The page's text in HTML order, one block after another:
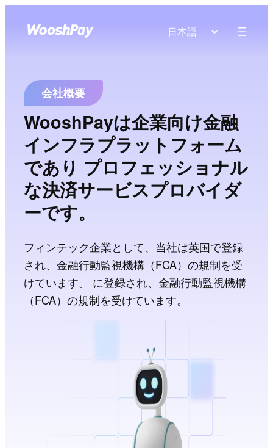
日本語
会社概要
WooshPayは企業向け金融
インフラプラットフォーム
であり プロフェッショナル
な決済サービスプロバイダ
ーです。
フィンテック企業として、当社は英国で登録
され、金融行動監視機構（FCA）の規制を受
けています。 に登録され、金融行動監視機構
（FCA）の規制を受けています。